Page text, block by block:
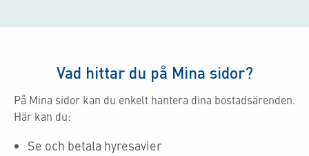
Vad hittar du på Mina sidor?
På Mina sidor kan du enkelt hantera dina bostadsärenden.
Här kan du:
Se och betala hyresavier